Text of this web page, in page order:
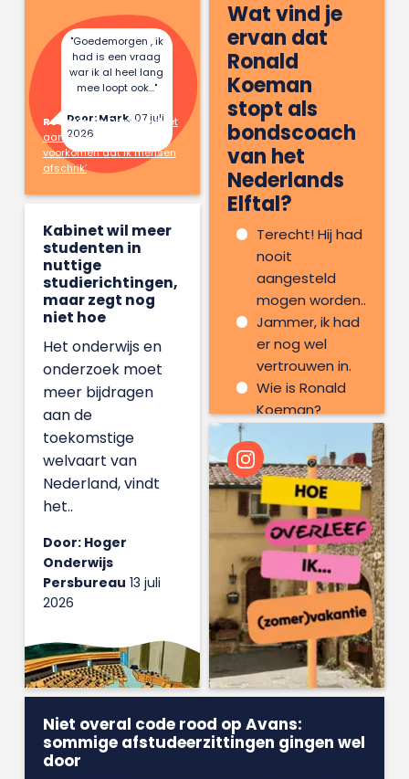
"Goedemorgen , ik
had is een vraag
war ik al heel lang
mee loopt ook..."
Door: Mark,07 juli
2026
Reactie op:Danique doet
aan hekserij: ‘Ik wil
voorkomen dat ik mensen
afschrik’
Wat vind je
ervan dat
Ronald
Koeman
stopt als
bondscoach
van het
Nederlands
Elftal?
Terecht! Hij had
nooit
aangesteld
mogen worden..
Jammer, ik had
er nog wel
vertrouwen in.
Wie is Ronald
Koeman?
Kabinet wil meer
studenten in
nuttige
studierichtingen,
maar zegt nog
niet hoe
Het onderwijs en
onderzoek moet
meer bijdragen
aan de
toekomstige
welvaart van
Nederland, vindt
het..
Door: Hoger
Onderwijs
Persbureau 13 juli
2026
Niet overal code rood op Avans:
sommige afstudeerzittingen gingen wel
door